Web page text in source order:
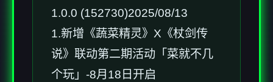
1.0.0 (152730)2025/08/13
1.新增《蔬菜精灵》X《杖剑传
说》联动第二期活动「菜就不几
个玩」-8月18日开启